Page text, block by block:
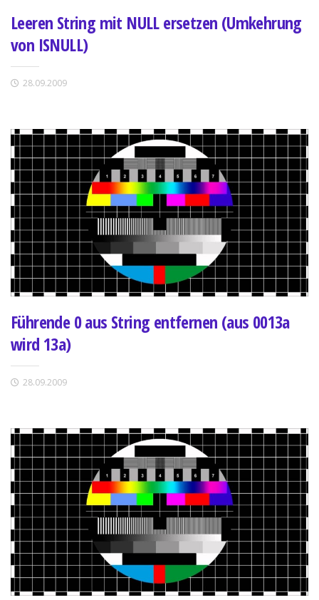
Leeren String mit NULL ersetzen (Umkehrung
von ISNULL)
28.09.2009
Führende 0 aus String entfernen (aus 0013a
wird 13a)
28.09.2009